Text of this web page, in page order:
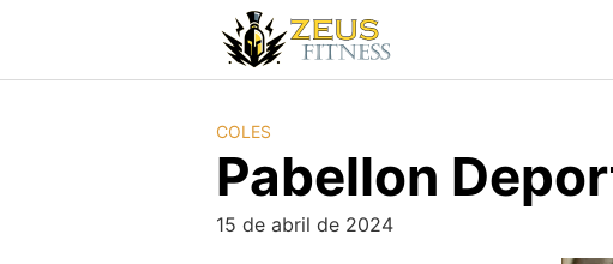
COLES
Pabellon
15 de abril de 2024